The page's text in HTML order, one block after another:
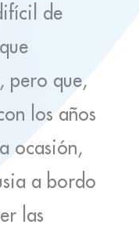
de
pero que,
los años
ocasión,
a bordo
las